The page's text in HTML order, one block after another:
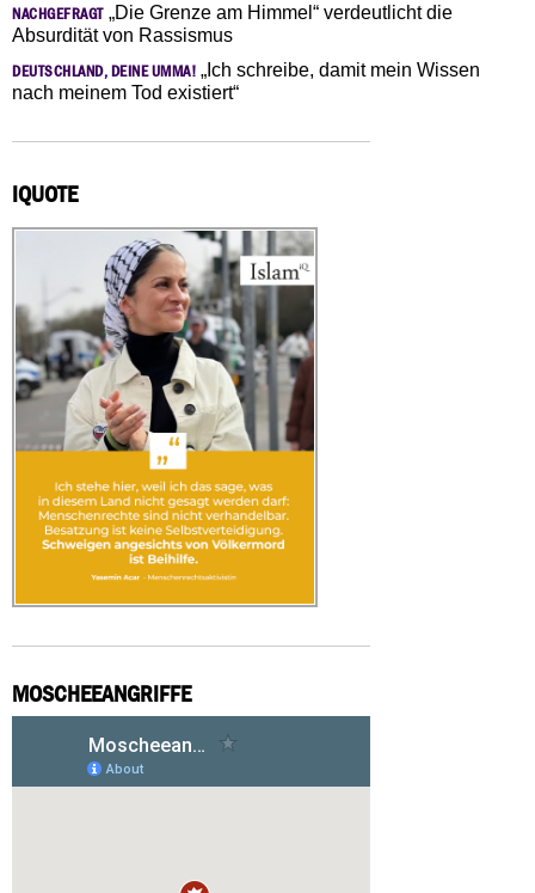
NACHGEFRAGT„Die Grenze am Himmel“ verdeutlicht die
Absurdität von Rassismus
DEUTSCHLAND, DEINE UMMA! „Ich schreibe, damit mein Wissen
nach meinem Tod existiert“
IQUOTE
MOSCHEEANGRIFFE